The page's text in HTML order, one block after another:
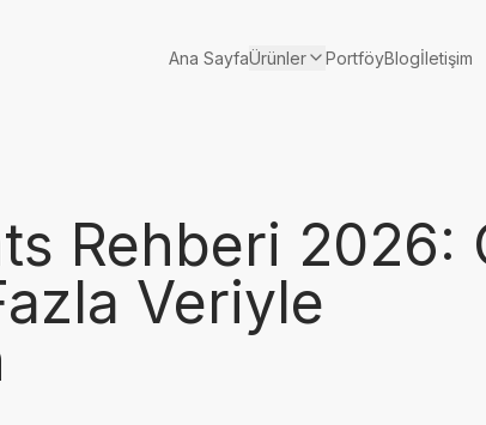
Ana SayfaÜrünler PortföyBlogİletişim
Rehberi 2026:
Veriyle